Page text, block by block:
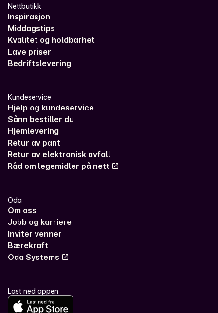
Nettbutikk
Inspirasjon
Middagstips
Kvalitet og holdbarhet
Lave priser
Bedriftslevering
Kundeservice
Hjelp og kundeservice
Sånn bestiller du
Hjemlevering
Retur av pant
Retur av elektronisk avfall
Råd om legemidler på nett
Oda
Om oss
Jobb og karriere
Inviter venner
Bærekraft
Oda Systems
Last ned appen